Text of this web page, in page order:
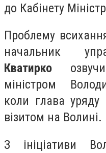
до Кабінету
Проблему
начальник
Кватирко
міністром
коли глава уряду
візитом на Волині.
З ініціативи